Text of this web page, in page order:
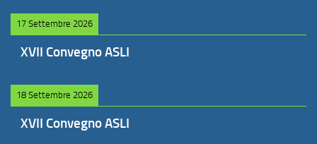
17 Settembre 2026
XVII Convegno ASLI
18 Settembre 2026
XVII Convegno ASLI